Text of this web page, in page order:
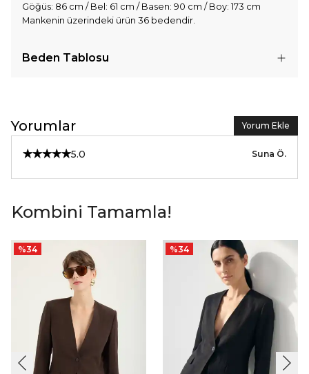
Göğüs: 86 cm / Bel: 61 cm / Basen: 90 cm / Boy: 173 cm
Mankenin üzerindeki ürün 36 bedendir.
Beden Tablosu
Yorumlar Yorum Ekle
5.0 Suna Ö.
Kombini Tamamla!
%34 %34